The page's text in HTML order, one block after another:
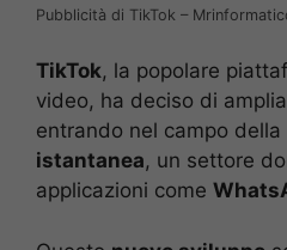
Pubblicità di TikTok –
TikTok, la popolare
video, ha deciso di
entrando nel campo della
istantanea, un settore
applicazioni come